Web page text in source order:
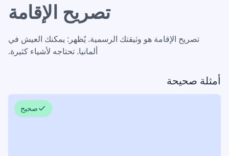
تصريح الإقامة
تصريح الإقامة هو وثيقتك الرسمية. يُظهر: يمكنك العيش في
ألمانيا. تحتاجه لأشياء كثيرة.
أمثلة صحيحة
صحيح